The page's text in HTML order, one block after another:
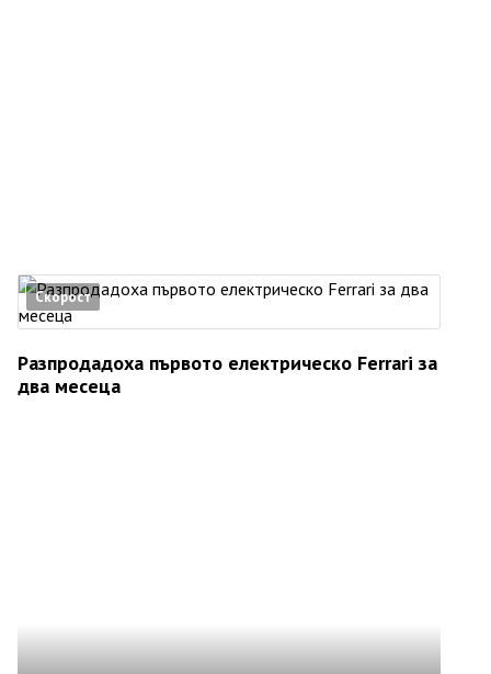
Скорост
Разпродадоха първото електрическо Ferrari за
два месеца